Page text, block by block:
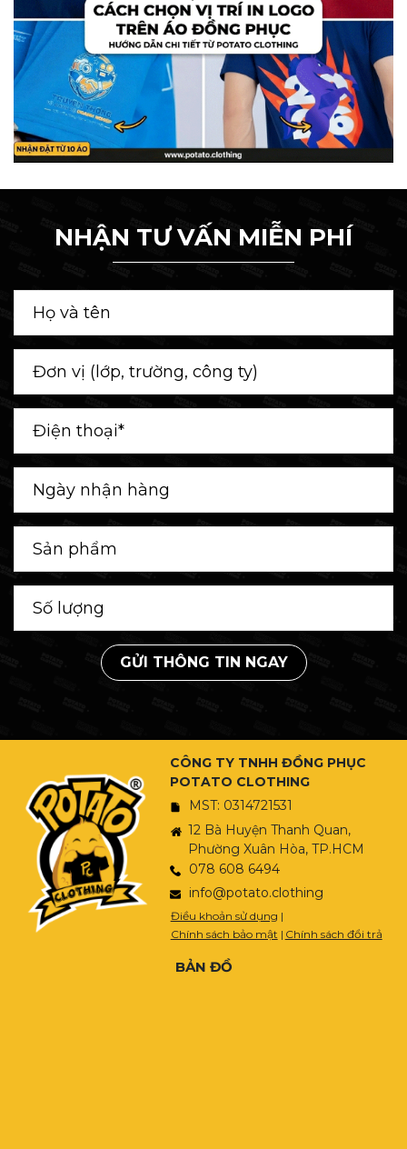
NHẬN TƯ VẤN MIỄN PHÍ
GỬI THÔNG TIN NGAY
CÔNG TY TNHH ĐỒNG PHỤC
POTATO CLOTHING
MST: 0314721531
12 Bà Huyện Thanh Quan,
Phường Xuân Hòa, TP.HCM
078 608 6494
info@potato.clothing
Điều khoản sử dụng |
Chính sách bảo mật | Chính sách đổi trả
BẢN ĐỒ